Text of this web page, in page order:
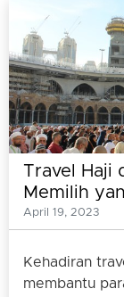
Travel Haji
Memilih
April 19, 2023
Kehadiran
membantu